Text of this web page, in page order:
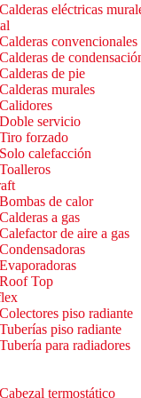
Calderas eléctricas
Calderas convencionales
Calderas de
Calderas de pie
Calderas murales
Calidores
Doble servicio
Tiro forzado
Solo calefacción
Toalleros
Bombas de calor
Calderas a gas
Calefactor de aire a gas
Condensadoras
Evaporadoras
Roof Top
Colectores piso radiante
Tuberías piso radiante
Tubería para radiadores
Cabezal termostático